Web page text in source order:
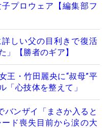
プロウェア【編集部フ
しい父の目利きで復活
」【勝者のギア】
・竹田麗央に“叔母”平
「心技体を整えて」
バンザイ「まさか入ると
ド喪失目前から涙の大